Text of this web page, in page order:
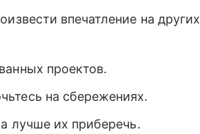
впечатление на других
проектов.
на сбережениях.
лучше их приберечь.